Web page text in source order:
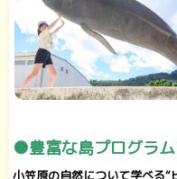
●豊富な島プログラ
小笠原の自然について学べる“